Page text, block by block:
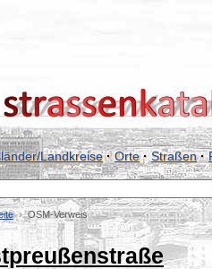
Landkreise·Orte·Straßen·
OSM-Verweis